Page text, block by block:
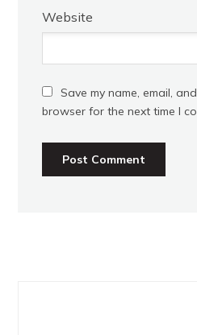
Website
Save my name, email,
browser for the next time I